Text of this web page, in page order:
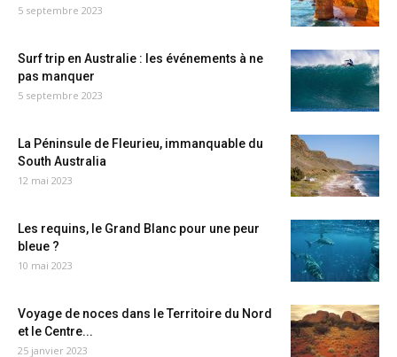
5 septembre 2023
Surf trip en Australie : les événements à ne
pas manquer
5 septembre 2023
La Péninsule de Fleurieu, immanquable du
South Australia
12 mai 2023
Les requins, le Grand Blanc pour une peur
bleue ?
10 mai 2023
Voyage de noces dans le Territoire du Nord
et le Centre...
25 janvier 2023